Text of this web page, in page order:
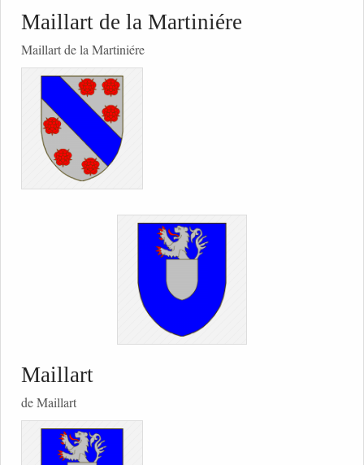
Maillart de la Martiniére
Maillart de la Martiniére
Maillart
de Maillart